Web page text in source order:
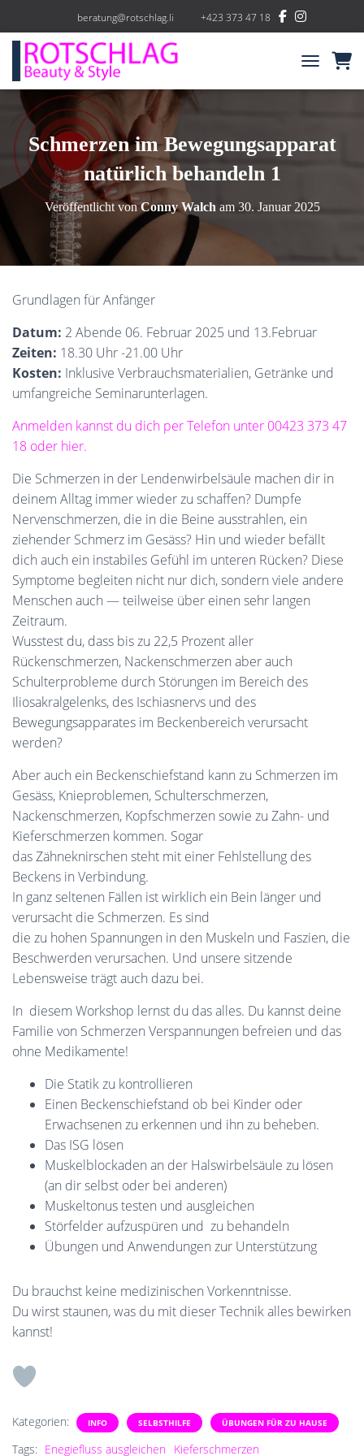
beratung@rotschlag.li +423 373 47 18
Schmerzen im Bewegungsapparat
natürlich behandeln 1
Veröffentlicht vonConny Walch am 30. Januar 2025
Grundlagen für Anfänger
Datum: 2 Abende 06. Februar 2025 und 13.Februar
Zeiten: 18.30 Uhr -21.00 Uhr
Kosten: Inklusive Verbrauchsmaterialien, Getränke und
umfangreiche Seminarunterlagen.
Anmelden kannst du dich per Telefon unter 00423 373 47
18 oder hier.
Die Schmerzen in der Lendenwirbelsäule machen dir in
deinem Alltag immer wieder zu schaffen? Dumpfe
Nervenschmerzen, die in die Beine ausstrahlen, ein
ziehender Schmerz im Gesäss? Hin und wieder befällt
dich auch ein instabiles Gefühl im unteren Rücken? Diese
Symptome begleiten nicht nur dich, sondern viele andere
Menschen auch — teilweise über einen sehr langen
Zeitraum.
Wusstest du, dass bis zu 22,5 Prozent aller
Rückenschmerzen, Nackenschmerzen aber auch
Schulterprobleme durch Störungen im Bereich des
Iliosakralgelenks, des Ischiasnervs und des
Bewegungsapparates im Beckenbereich verursacht
werden?
Aber auch ein Beckenschiefstand kann zu Schmerzen im
Gesäss, Knieproblemen, Schulterschmerzen,
Nackenschmerzen, Kopfschmerzen sowie zu Zahn- und
Kieferschmerzen kommen. Sogar
das Zähneknirschen steht mit einer Fehlstellung des
Beckens in Verbindung.
In ganz seltenen Fällen ist wirklich ein Bein länger und
verursacht die Schmerzen. Es sind
die zu hohen Spannungen in den Muskeln und Faszien, die
Beschwerden verursachen. Und unsere sitzende
Lebensweise trägt auch dazu bei.
In diesem Workshop lernst du das alles. Du kannst deine
Familie von Schmerzen Verspannungen befreien und das
ohne Medikamente!
Die Statik zu kontrollieren
Einen Beckenschiefstand ob bei Kinder oder
Erwachsenen zu erkennen und ihn zu beheben.
Das ISG lösen
Muskelblockaden an der Halswirbelsäule zu lösen
(an dir selbst oder bei anderen)
Muskeltonus testen und ausgleichen
Störfelder aufzuspüren und zu behandeln
Übungen und Anwendungen zur Unterstützung
Du brauchst keine medizinischen Vorkenntnisse.
Du wirst staunen, was du mit dieser Technik alles bewirken
kannst!
Kategorien: INFO SELBSTHILFE ÜBUNGEN FÜR ZU HAUSE
Tags: Enegiefluss ausgleichen Kieferschmerzen